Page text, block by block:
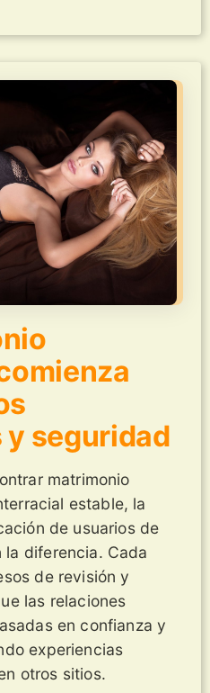
seguridad
matrimonio
estable, la
de usuarios de
la diferencia. Cada
de revisión y
las relaciones
en confianza y
experiencias
otros sitios.